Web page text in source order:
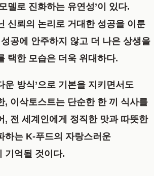
델로 진화하는 유연성’이 있다.
신뢰의 논리로 거대한 성공을 이룬
공에 안주하지 않고 더 나은 상생을
택한 모습은 더욱 위대하다.
운 방식’으로 기본을 지키면서도
, 이삭토스트는 단순한 한 끼 식사를
, 전 세계인에게 정직한 맛과 따뜻한
하는 K-푸드의 자랑스러운
기억될 것이다.